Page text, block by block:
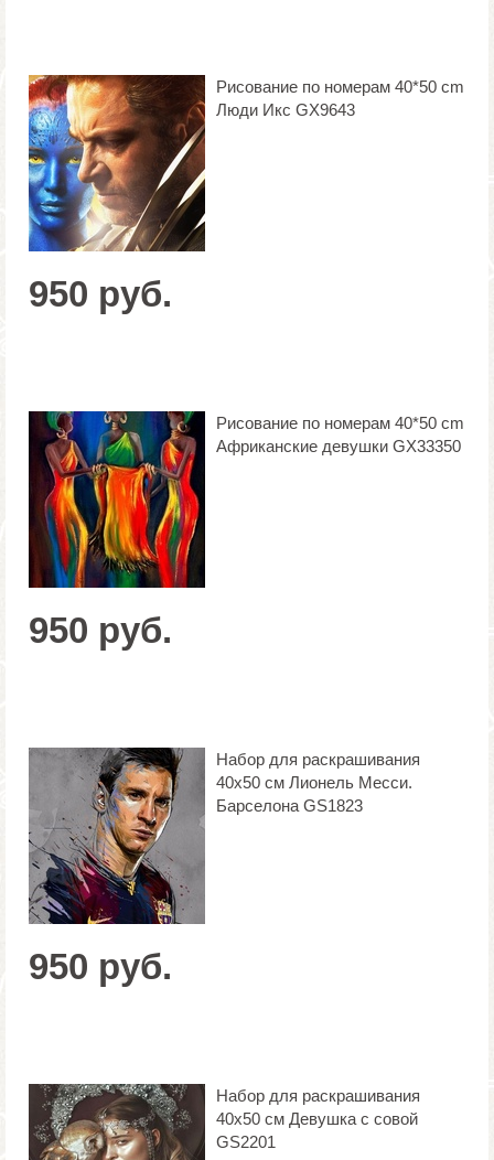
Рисование по номерам 40*50 cm
Люди Икс GX9643
950 руб.
Рисование по номерам 40*50 cm
Африканские девушки GX33350
950 руб.
Набор для раскрашивания
40х50 см Лионель Месси.
Барселона GS1823
950 руб.
Набор для раскрашивания
40х50 см Девушка с совой
GS2201